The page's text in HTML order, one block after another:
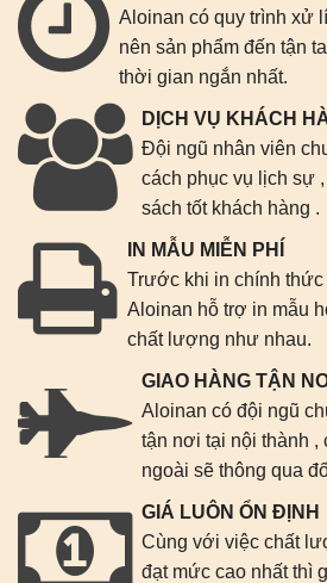
Aloinan có quy trình xử
nên sản phẩm đến tận
thời gian ngắn nhất.
DỊCH VỤ KHÁCH
Đội ngũ nhân viên
cách phục vụ lịch sự
sách tốt khách hàng .
IN MẪU MIỄN PHÍ
Trước khi in chính
Aloinan hỗ trợ in mẫu
chất lượng như nhau.
GIAO HÀNG TẬN
Aloinan có đội ngũ
tận nơi tại nội thành ,
ngoài sẽ thông qua
GIÁ LUÔN ỔN ĐỊNH
Cùng với việc chất
đạt mức cao nhất thì